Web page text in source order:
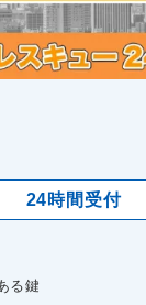
24時間受付
る鍵